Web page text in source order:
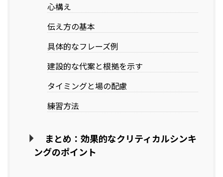
心構え
伝え方の基本
具体的なフレーズ例
建設的な代案と根拠を示す
タイミングと場の配慮
練習方法
まとめ：効果的なクリティカルシンキ
ングのポイント